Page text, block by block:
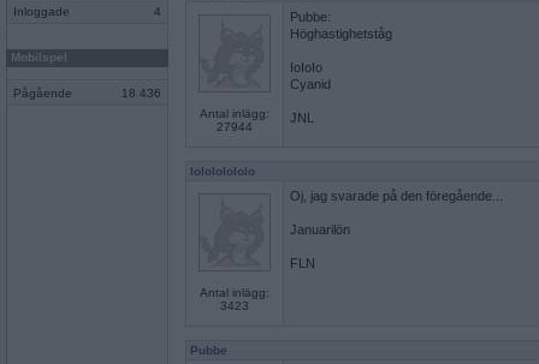
Inloggade 4
Mobilspel
Pågående 18 436
Antal inlägg:
27944
Pubbe:
Höghastighetståg
IoIoIo
Cyanid
JNL
lolololololo
Antal inlägg:
3423
Oj, jag svarade på den föregående...
Januarilön
FLN
Pubbe